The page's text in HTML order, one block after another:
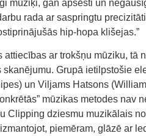
mūziķi, gan apsēsti un
rada ar saspringtu
hip-hopa klišejas.”
ar trokšņu mūziku, tā
Grupā ietilpstošie
un Viljams Hatsons
mūzikas metodes nav
Clipping dziesmu muzikālais
piemēram, glāzē ar